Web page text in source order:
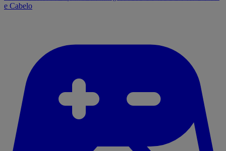
e Cabelo